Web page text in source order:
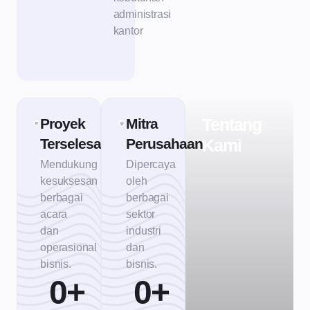
administrasi
kantor
Proyek
Terselesaikan
Mendukung
kesuksesan
berbagai
acara
dan
operasional
bisnis.
0+
Mitra
Perusahaan
Dipercaya
oleh
berbagai
sektor
industri
dan
bisnis.
0+
Kami